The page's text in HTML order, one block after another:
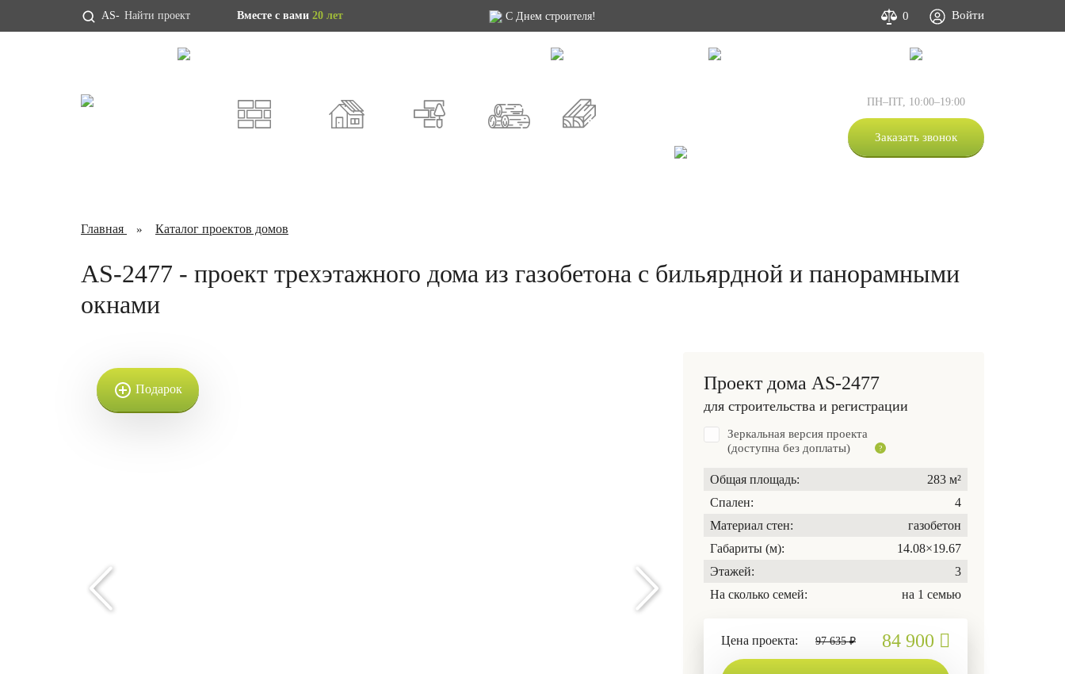
AS- Вместе с вами 20 лет С Днем строителя! 0 Войти
ПН–ПТ, 10:00–19:00
Заказать звонок
Главная Каталог проектов домов
AS-2477 - проект трехэтажного дома из газобетона с бильярдной и панорамными
окнами
Подарок Проект дома AS-2477
для строительства и регистрации
Зеркальная версия проекта
(доступна без доплаты)
Общая площадь:
283 м²
Спален:
4
Материал стен:
газобетон
Габариты (м):
14.08×19.67
Этажей:
3
На сколько семей:
на 1 семью
Цена проекта: 97 635 ₽ 84 900